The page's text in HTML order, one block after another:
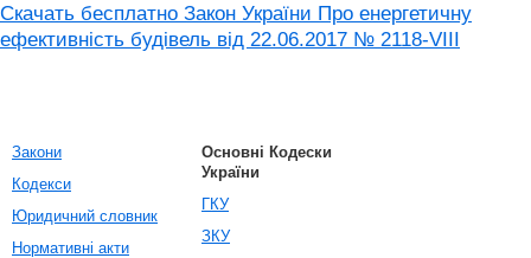
Скачать бесплатно Закон України Про енергетичну
ефективність будівель від 22.06.2017 № 2118-VIII
Закони
Кодекси
Юридичний словник
Нормативні акти
Основні Кодески
України
ГКУ
ЗКУ